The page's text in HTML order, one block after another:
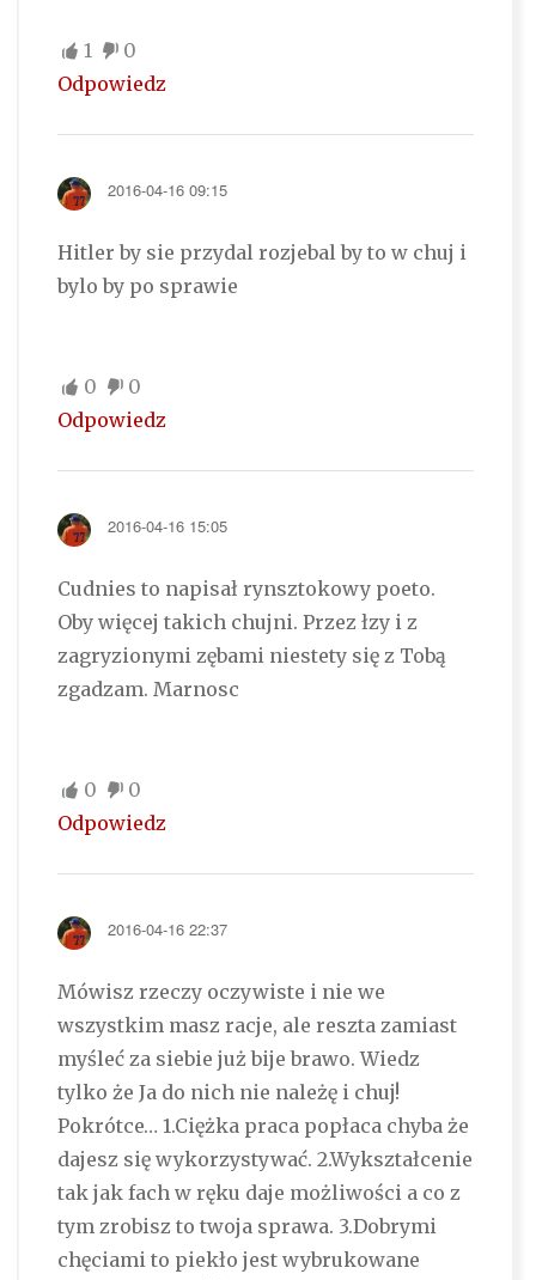
1
0
Odpowiedz
2016-04-16 09:15
Hitler by sie przydal rozjebal by to w chuj i
bylo by po sprawie
0
0
Odpowiedz
2016-04-16 15:05
Cudnies to napisał rynsztokowy poeto.
Oby więcej takich chujni. Przez łzy i z
zagryzionymi zębami niestety się z Tobą
zgadzam. Marnosc
0
0
Odpowiedz
2016-04-16 22:37
Mówisz rzeczy oczywiste i nie we
wszystkim masz racje, ale reszta zamiast
myśleć za siebie już bije brawo. Wiedz
tylko że Ja do nich nie należę i chuj!
Pokrótce… 1.Ciężka praca popłaca chyba że
dajesz się wykorzystywać. 2.Wykształcenie
tak jak fach w ręku daje możliwości a co z
tym zrobisz to twoja sprawa. 3.Dobrymi
chęciami to piekło jest wybrukowane